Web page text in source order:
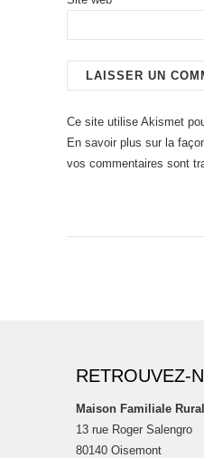
Ce site utilise Akismet
En savoir plus sur la
vos commentaires sont
RETROUVEZ-
Maison Familiale
13 rue Roger Salengro
80140 Oisemont